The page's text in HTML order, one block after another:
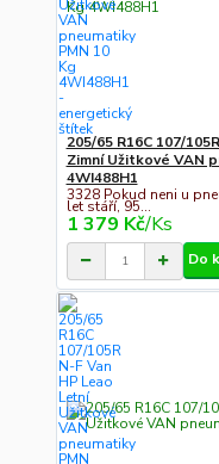
205/65 R16C 107/
Zimní Užitkové VAN
4WI488H1
3328 Pokud neni u
let stáří, 95...
1 379 Kč/Ks
Do